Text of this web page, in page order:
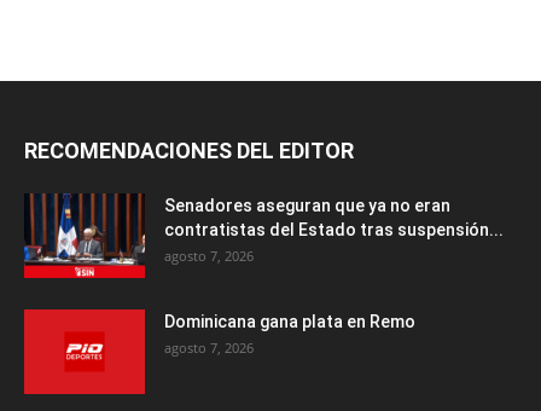
RECOMENDACIONES DEL EDITOR
Senadores aseguran que ya no eran
contratistas del Estado tras suspensión...
agosto 7, 2026
Dominicana gana plata en Remo
agosto 7, 2026